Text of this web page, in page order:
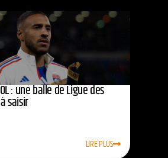
: une balle de Ligue des
saisir
LIRE PLUS